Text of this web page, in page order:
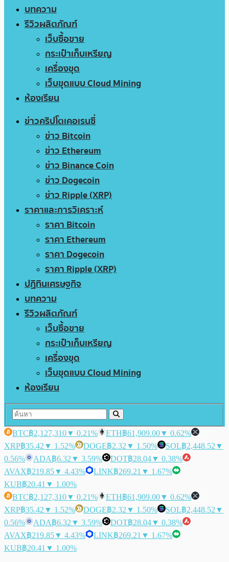
บทความ
รีวิวผลิตภัณฑ์
เว็บซื้อขาย
กระเป๋าเก็บเหรียญ
เครื่องขุด
เว็บขุดแบบ Cloud Mining
ห้องเรียน
ข่าวคริปโตเคอเรนซี่
ข่าว Bitcoin
ข่าว Ethereum
ข่าว Binance Coin
ข่าว Dogecoin
ข่าว Ripple (XRP)
ราคาและการวิเคราะห์
ราคา Bitcoin
ราคา Ethereum
ราคา Dogecoin
ราคา Ripple (XRP)
ปฏิทินเศรษฐกิจ
บทความ
รีวิวผลิตภัณฑ์
เว็บซื้อขาย
กระเป๋าเก็บเหรียญ
เครื่องขุด
เว็บขุดแบบ Cloud Mining
ห้องเรียน
BTC฿2,127,310▼ 0.21% ETH฿61,909.00▼ 0.62%
XRP฿35.42 ▼ 1.52% DOGE฿2.32 ▼ 1.50% SOL฿2,448.52 ▼
0.56%
ADA฿6.32 ▼ 3.59% DOT฿28.04▼ 0.38%
AVAX฿219.85▼ 4.43% LINK฿269.21 ▼ 1.67%
KUB฿20.41 ▼ 1.00%
BTC฿2,127,310▼ 0.21% ETH฿61,909.00▼ 0.62%
XRP฿35.42 ▼ 1.52% DOGE฿2.32 ▼ 1.50% SOL฿2,448.52 ▼
0.56%
ADA฿6.32 ▼ 3.59% DOT฿28.04▼ 0.38%
AVAX฿219.85▼ 4.43% LINK฿269.21 ▼ 1.67%
KUB฿20.41 ▼ 1.00%